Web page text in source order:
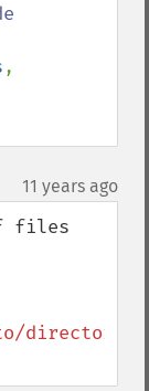
11 years ago
files
directory/'